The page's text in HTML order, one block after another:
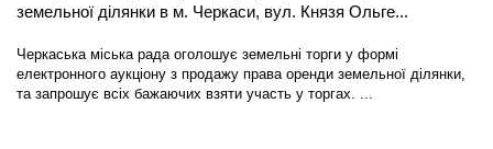
земельної ділянки в м. Черкаси, вул. Князя Ольге...
Черкаська міська рада оголошує земельні торги у формі
електронного аукціону з продажу права оренди земельної ділянки,
та запрошує всіх бажаючих взяти участь у торгах. ...